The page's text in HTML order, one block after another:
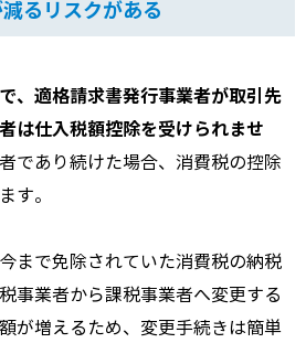
るリスクがある
、適格請求書発行事業者が取引先
は仕入税額控除を受けられませ
であり続けた場合、消費税の控除
す。
まで免除されていた消費税の納税
事業者から課税事業者へ変更する
が増えるため、変更手続きは簡単